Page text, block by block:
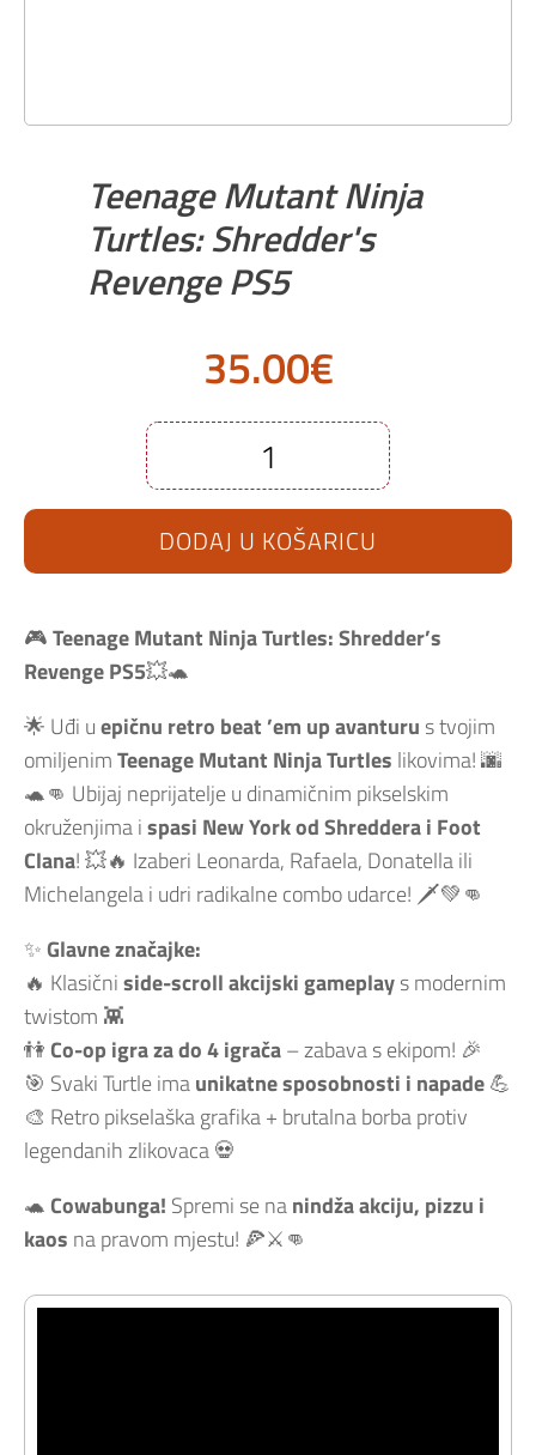
Teenage Mutant Ninja
Turtles: Shredder's
Revenge PS5
35.00€
Mutant
Ninja
Shredder's
Revenge
PS5
DODAJ U KOŠARICU
🎮Teenage Mutant Ninja Turtles: Shredder’s
Revenge PS5💥🐢
🌟 Uđi uepičnu retro beat ’em up avanturu s tvojim
omiljenimTeenage Mutant Ninja Turtles likovima! 🌆
🐢👊 Ubijaj neprijatelje u dinamičnim pikselskim
okruženjima ispasi New York od Shreddera i Foot
Clana! 💥🔥 Izaberi Leonarda, Rafaela, Donatella ili
Michelangela i udri radikalne combo udarce! 🗡️💚👊
✨Glavne značajke:
🔥 Klasičniside-scroll akcijski gameplays modernim
twistom 👾
👫 Co-op igra za do 4 igrača– zabava s ekipom! 🎉
🎯 Svaki Turtle imaunikatne sposobnosti i napade💪
🎨 Retro pikselaška grafika + brutalna borba protiv
legendanih zlikovaca 💀
🐢 Cowabunga! Spremi se nanindža akciju, pizzu i
kaos na pravom mjestu! 🍕⚔️👊